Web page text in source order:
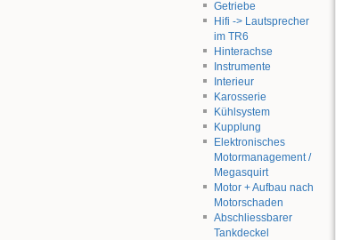
Getriebe
Hifi -> Lautsprecher
im TR6
Hinterachse
Instrumente
Interieur
Karosserie
Kühlsystem
Kupplung
Elektronisches
Motormanagement /
Megasquirt
Motor + Aufbau nach
Motorschaden
Abschliessbarer
Tankdeckel